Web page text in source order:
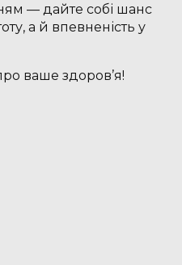
— дайте собі шанс
а й впевненість у
ваше здоров’я!